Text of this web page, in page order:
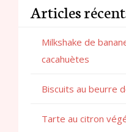
Articles
Milkshake de
cacahuètes
Biscuits au beurre
Tarte au citron